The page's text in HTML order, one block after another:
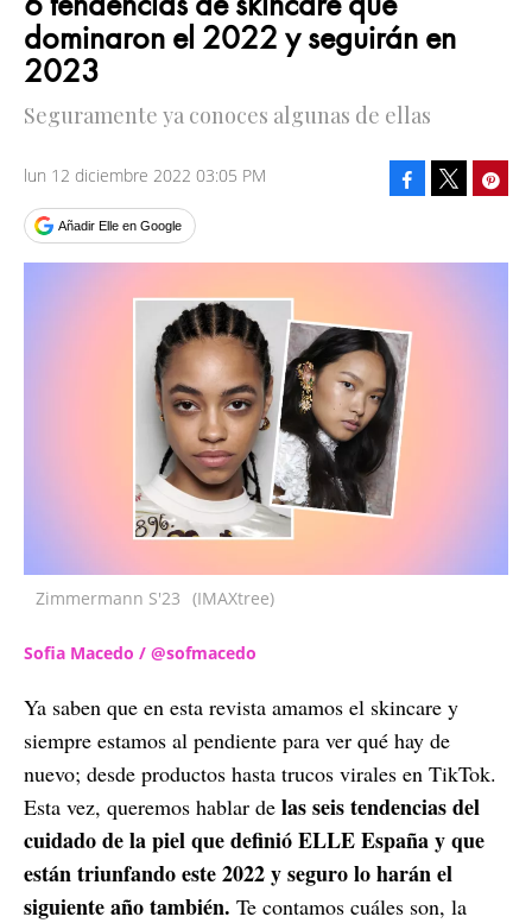
dominaron el 2022 y seguirán en
2023
Seguramente ya conoces algunas de ellas
lun 12 diciembre 2022 03:05 PM
Añadir Elle en Google
Facebook
Zimmermann S'23 (IMAXtree)
Sofia Macedo / @sofmacedo
Ya saben que en esta revista amamos el skincare y
siempre estamos al pendiente para ver qué hay de
nuevo; desde productos hasta trucos virales en TikTok.
Esta vez, queremos hablar de las seis tendencias del
cuidado de la piel que definió ELLE España y que
están triunfando este 2022 y seguro lo harán el
siguiente año también. Te contamos cuáles son, la